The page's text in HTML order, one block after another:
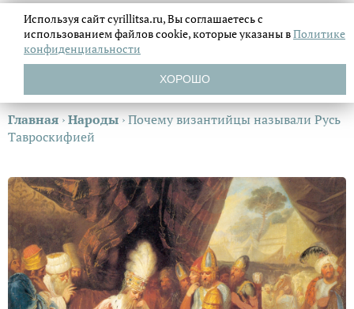
Главная ›Народы ›Почему византийцы называли Русь
Тавроскифией
Используя сайт cyrillitsa.ru, Вы соглашаетесь с
использованием файловcookie, которые указаны вПолитике
конфиденциальности
ХОРОШО